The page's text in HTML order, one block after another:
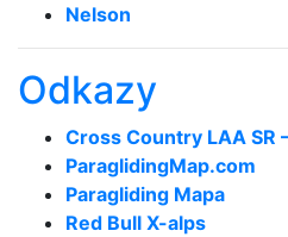
Nelson
Odkazy
Cross Country LAA SR
ParaglidingMap­.com
Paragliding Mapa
Red Bull X-alps